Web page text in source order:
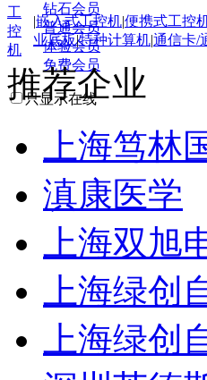
钻石会员
普通会员
体验会员
免费会员
只显示在线
工
控
机
|嵌入式工控机|便携式工控
业底板|特种计算机|通信卡/
推荐企业
上海笃林
滇康医学
上海双旭
上海绿创
上海绿创